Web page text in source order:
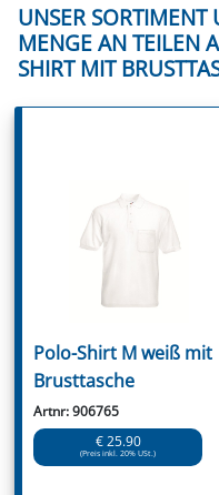
UNSER SORTIMENT
ENGE AN TEILEN
HIRT MIT
Polo-Shirt M weiß mit
Brusttasche
Artnr: 906765
€ 25.90
(Preis inkl. 20% USt.)